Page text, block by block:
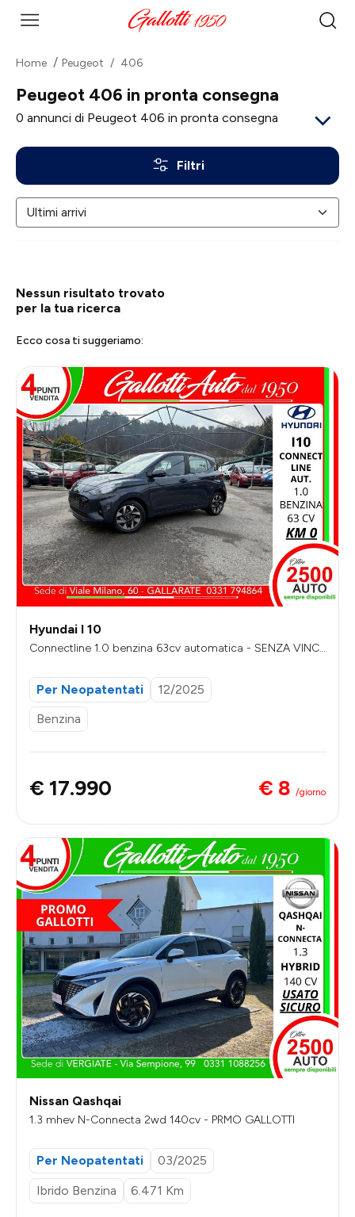
Home Peugeot 406
Peugeot 406 in pronta consegna
0 annunci di Peugeot 406 in pronta consegna
Filtri
Nessun risultato trovato
per la tua ricerca
Ecco cosa ti suggeriamo:
Hyundai I 10
Connectline 1.0 benzina 63cv automatica - SENZA VINC
Per Neopatentati
12/2025
Benzina
€ 17.990 € 8 /giorno
Nissan Qashqai
1.3 mhev N-Connecta 2wd 140cv - PRMO GALLOTTI
Per Neopatentati
03/2025
Ibrido Benzina
6.471 Km